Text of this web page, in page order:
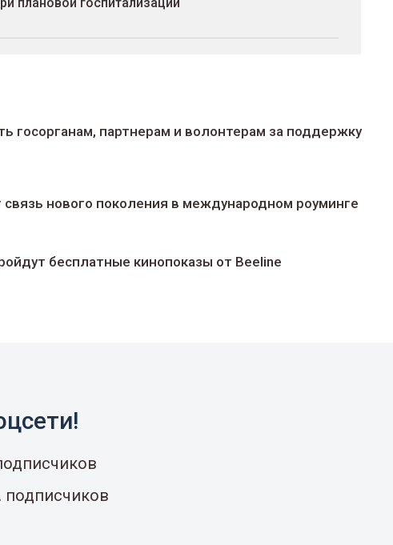
плановой госпитализации
госорганам, партнерам и волонтерам за поддержку
связь нового поколения в международном роуминге
беcплатные кинопоказы от Beeline
подписчиков